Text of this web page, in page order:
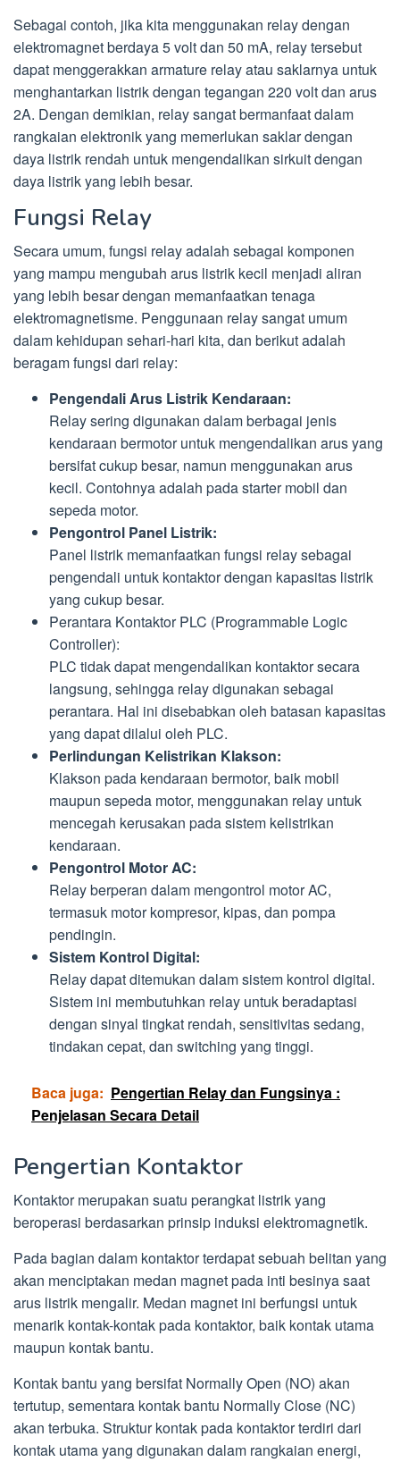
Sebagai contoh, jika kita menggunakan relay dengan
elektromagnet berdaya 5 volt dan 50 mA, relay tersebut
dapat menggerakkan armature relay atau saklarnya untuk
menghantarkan listrik dengan tegangan 220 volt dan arus
2A. Dengan demikian, relay sangat bermanfaat dalam
rangkaian elektronik yang memerlukan saklar dengan
daya listrik rendah untuk mengendalikan sirkuit dengan
daya listrik yang lebih besar.
Fungsi Relay
Secara umum, fungsi relay adalah sebagai komponen
yang mampu mengubah arus listrik kecil menjadi aliran
yang lebih besar dengan memanfaatkan tenaga
elektromagnetisme. Penggunaan relay sangat umum
dalam kehidupan sehari-hari kita, dan berikut adalah
beragam fungsi dari relay:
Pengendali Arus Listrik Kendaraan:
Relay sering digunakan dalam berbagai jenis
kendaraan bermotor untuk mengendalikan arus yang
bersifat cukup besar, namun menggunakan arus
kecil. Contohnya adalah pada starter mobil dan
sepeda motor.
Pengontrol Panel Listrik:
Panel listrik memanfaatkan fungsi relay sebagai
pengendali untuk kontaktor dengan kapasitas listrik
yang cukup besar.
Perantara Kontaktor PLC (Programmable Logic
Controller):
PLC tidak dapat mengendalikan kontaktor secara
langsung, sehingga relay digunakan sebagai
perantara. Hal ini disebabkan oleh batasan kapasitas
yang dapat dilalui oleh PLC.
Perlindungan Kelistrikan Klakson:
Klakson pada kendaraan bermotor, baik mobil
maupun sepeda motor, menggunakan relay untuk
mencegah kerusakan pada sistem kelistrikan
kendaraan.
Pengontrol Motor AC:
Relay berperan dalam mengontrol motor AC,
termasuk motor kompresor, kipas, dan pompa
pendingin.
Sistem Kontrol Digital:
Relay dapat ditemukan dalam sistem kontrol digital.
Sistem ini membutuhkan relay untuk beradaptasi
dengan sinyal tingkat rendah, sensitivitas sedang,
tindakan cepat, dan switching yang tinggi.
Baca juga: Pengertian Relay dan Fungsinya :
Penjelasan Secara Detail
Pengertian Kontaktor
Kontaktor merupakan suatu perangkat listrik yang
beroperasi berdasarkan prinsip induksi elektromagnetik.
Pada bagian dalam kontaktor terdapat sebuah belitan yang
akan menciptakan medan magnet pada inti besinya saat
arus listrik mengalir. Medan magnet ini berfungsi untuk
menarik kontak-kontak pada kontaktor, baik kontak utama
maupun kontak bantu.
Kontak bantu yang bersifat Normally Open (NO) akan
tertutup, sementara kontak bantu Normally Close (NC)
akan terbuka. Struktur kontak pada kontaktor terdiri dari
kontak utama yang digunakan dalam rangkaian energi,